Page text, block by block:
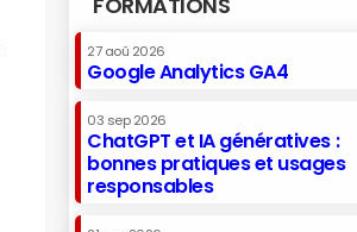
FORMATIONS
27 aoû 2026
Google Analytics GA4
03 sep 2026
ChatGPT et IA génératives :
bonnes pratiques et usages
responsables